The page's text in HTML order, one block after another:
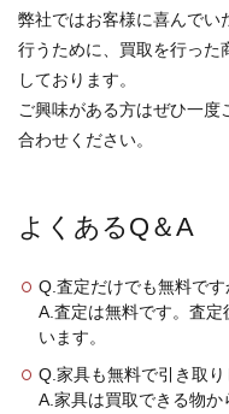
弊社ではお客様に喜んでい
行うために、買取を行った
しております。
ご興味がある方はぜひ一度
合わせください。
よくあるQ＆A
Q.査定だけでも無料です
A.査定は無料です。査
います。
Q.家具も無料で引き取
A.家具は買取できる物か